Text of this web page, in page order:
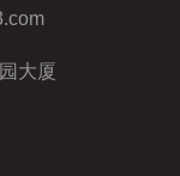
大厦